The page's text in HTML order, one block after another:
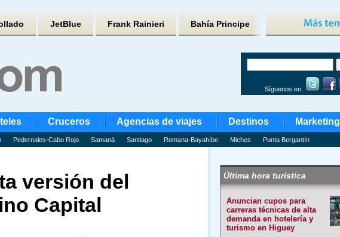
JetBlue Frank Rainieri Bahía Principe
Síguenos en:
Cruceros Agencias de viajes Destinos Marketing
Pedernales-Cabo Rojo Samaná Santiago Romana-Bayahíbe Miches Punta Bergantín
versión del
Capital
Última hora turística
Anuncian cupos para
carreras técnicas de alta
demanda en hotelería y
turismo en Higuey